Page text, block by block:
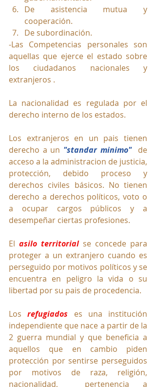
De asistencia mutua y
cooperación.
De subordinación.
-Las Competencias personales son
aquellas que ejerce el estado sobre
los ciudadanos nacionales y
extranjeros .
La nacionalidad es regulada por el
derecho interno de los estados.
Los extranjeros en un pais tienen
derecho a un "standar minimo"
  de
acceso a la administracion de justicia,
protección, debido proceso y
derechos civiles básicos. No tienen
derecho a derechos políticos, voto o
a ocupar cargos públicos y a
desempeñar ciertas profesiones.
El asilo territorial se concede para
proteger a un extranjero cuando es
perseguido por motivos políticos y se
encuentra en peligro la vida o su
libertad por su pais de procedencia.
Los refugiados es una institución
independiente que nace a partir de la
2 guerra mundial y que beneficia a
aquellos que en cambio piden
protección por sentirse perseguidos
por motivos de raza, religión,
nacionalidad,  pertenencia a